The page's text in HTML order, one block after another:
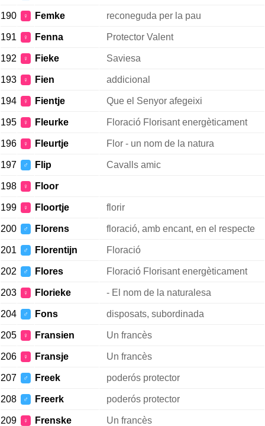
190 ♀ Femke reconeguda per la pau
191 ♀ Fenna Protector Valent
192 ♀ Fieke Saviesa
193 ♀ Fien addicional
194 ♀ Fientje Que el Senyor afegeixi
195 ♀ Fleurke Floració Florisant energèticament
196 ♀ Fleurtje Flor - un nom de la natura
197 ♂ Flip Cavalls amic
198 ♀ Floor
199 ♀ Floortje florir
200 ♂ Florens floració, amb encant, en el respecte
201 ♂ Florentijn Floració
202 ♂ Flores Floració Florisant energèticament
203 ♀ Florieke - El nom de la naturalesa
204 ♂ Fons disposats, subordinada
205 ♀ Fransien Un francès
206 ♀ Fransje Un francès
207 ♂ Freek poderós protector
208 ♂ Freerk poderós protector
209 ♀ Frenske Un francès